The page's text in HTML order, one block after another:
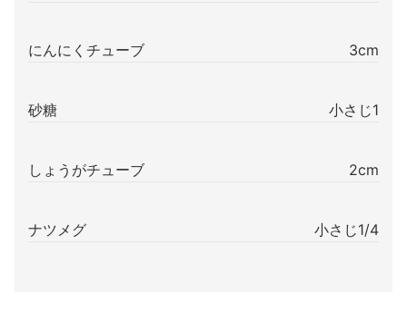
にんにくチューブ 3cm
砂糖 小さじ1
しょうがチューブ 2cm
ナツメグ 小さじ1/4